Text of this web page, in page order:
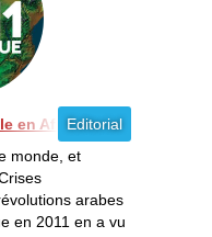
Editorial
en Afrique [12/2011]
monde, et
arabes
en 2011 en a vu